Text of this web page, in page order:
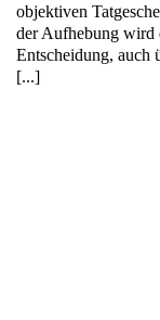
objektiven
der Aufhebung wird
Entscheidung, auch
[...]